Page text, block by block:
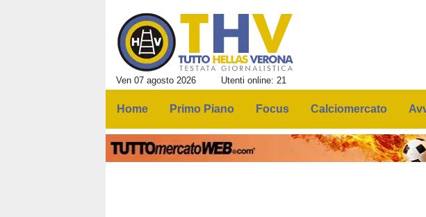
Ven 07 agosto 2026 Utenti online: 21
Home Primo Piano Focus Calciomercato